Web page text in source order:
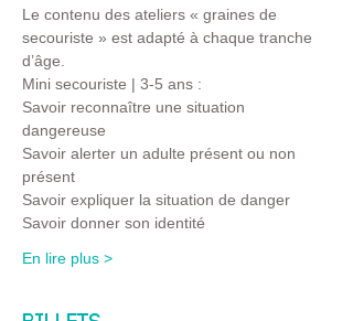
Le contenu des ateliers « graines de
secouriste » est adapté à chaque tranche
d’âge.
Mini secouriste | 3-5 ans :
Savoir reconnaître une situation
dangereuse
Savoir alerter un adulte présent ou non
présent
Savoir expliquer la situation de danger
Savoir donner son identité
En lire plus >